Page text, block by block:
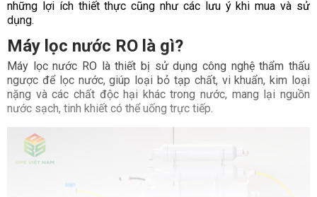
những lợi ích thiết thực cũng như các lưu ý khi mua và sử
dụng.
Máy lọc nước RO là gì?
Máy lọc nước RO là thiết bị sử dụng công nghệ thẩm thấu
ngược để lọc nước, giúp loại bỏ tạp chất, vi khuẩn, kim loại
nặng và các chất độc hại khác trong nước, mang lại nguồn
nước sạch, tinh khiết có thể uống trực tiếp.